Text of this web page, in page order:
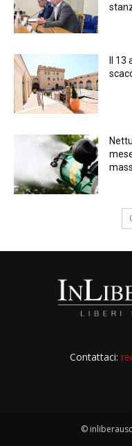
Il
Contattaci:
©